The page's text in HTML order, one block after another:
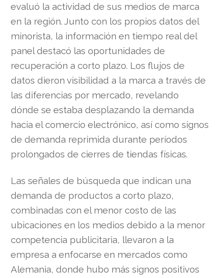
evaluó la actividad de sus medios de marca
en la región. Junto con los propios datos del
minorista, la información en tiempo real del
panel destacó las oportunidades de
recuperación a corto plazo. Los flujos de
datos dieron visibilidad a la marca a través de
las diferencias por mercado, revelando
dónde se estaba desplazando la demanda
hacia el comercio electrónico, así como signos
de demanda reprimida durante períodos
prolongados de cierres de tiendas físicas.
Las señales de búsqueda que indican una
demanda de productos a corto plazo,
combinadas con el menor costo de las
ubicaciones en los medios debido a la menor
competencia publicitaria, llevaron a la
empresa a enfocarse en mercados como
Alemania, donde hubo más signos positivos